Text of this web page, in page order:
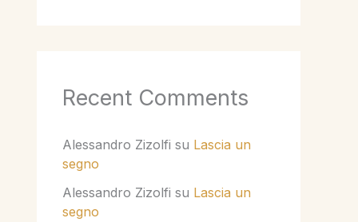
Recent Comments
Alessandro Zizolfi su Lascia un
segno
Alessandro Zizolfi su Lascia un
segno